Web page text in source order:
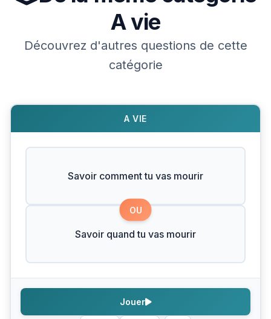
A vie
Découvrez d'autres questions de cette
catégorie
A VIE
Savoir comment tu vas mourir
OU
Savoir quand tu vas mourir
Jouer